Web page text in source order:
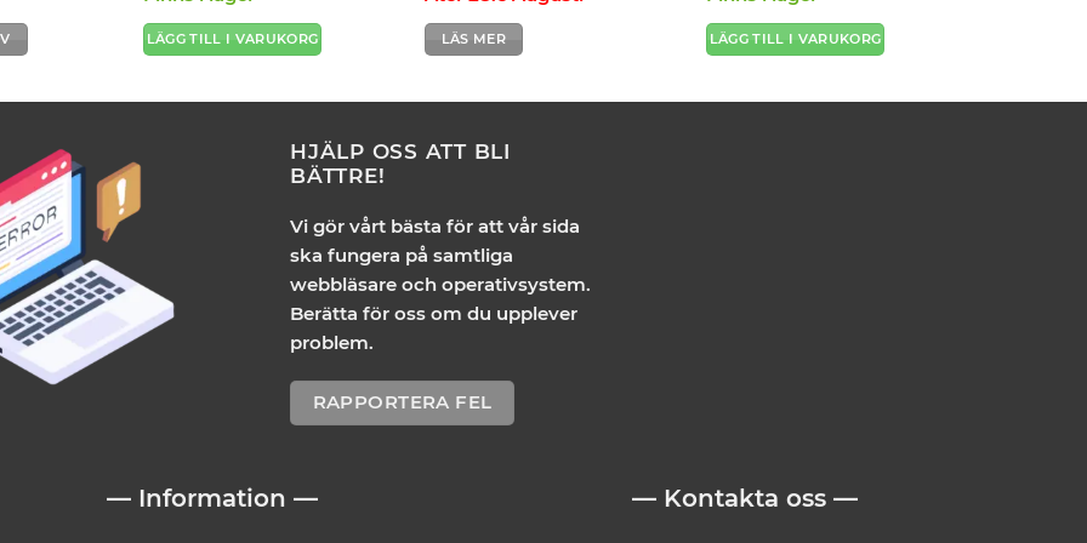
LÄGG TILL I VARUKORG LÄS MER LÄGG TILL I VARUKORG
HJÄLP OSS ATT BLI
BÄTTRE!
Vi gör vårt bästa för att vår sida
ska fungera på samtliga
webbläsare och operativsystem.
Berätta för oss om du upplever
problem.
RAPPORTERA FEL
— Information — — Kontakta oss —